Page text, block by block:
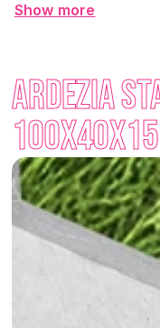
The concrete design
They pair perfectly
series, creating a
space.
Step up a level with a
years.
Show more
Ardezia